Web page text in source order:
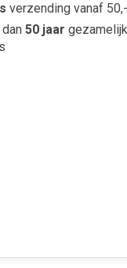
verzending vanaf 50,-
50 jaar